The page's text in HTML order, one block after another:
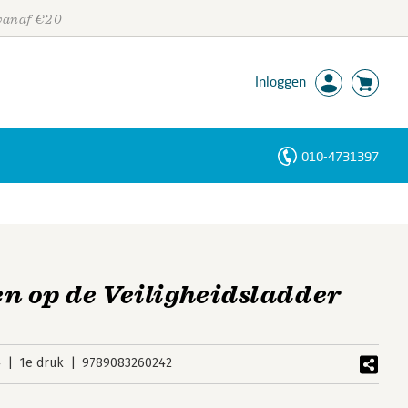
€20
Inloggen
010-4731397
op de Veiligheidsladder
1e druk 9789083260242
Personen